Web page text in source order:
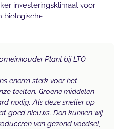
investeringsklimaat voor
biologische
Plant bij LTO
enorm sterk voor het
teelten. Groene middelen
nodig. Als deze sneller op
goed nieuws. Dan kunnen wij
van gezond voedsel,